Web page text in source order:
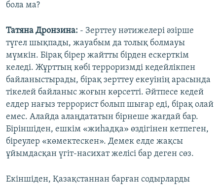
бола ма?
Татяна Дронзина: - Зерттеу нәтижелері әзірше
түгел шықпады, жауабым да толық болмауы
мүмкін. Бірақ бірер жайтты бірден ескерткім
келеді. Жұрттың көбі терроризмді кедейлікпен
байланыстырады, бірақ зерттеу екеуінің арасында
тікелей байланыс жоғын көрсетті. Әйтпесе кедей
елдер нағыз террорист болып шығар еді, бірақ олай
емес. Алайда алаңдататын бірнеше жағдай бар.
Біріншіден, ешкім «жиһадқа» өздігінен кетпеген,
біреулер «көмектескен». Демек елде жақсы
ұйымдасқан үгіт-насихат желісі бар деген сөз.
Екіншіден, Қазақстаннан барған содырларды